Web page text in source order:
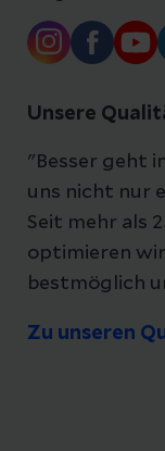
Unsere
"Besser geht
uns nicht nur
Seit mehr als
optimieren
bestmöglich
Zu unseren